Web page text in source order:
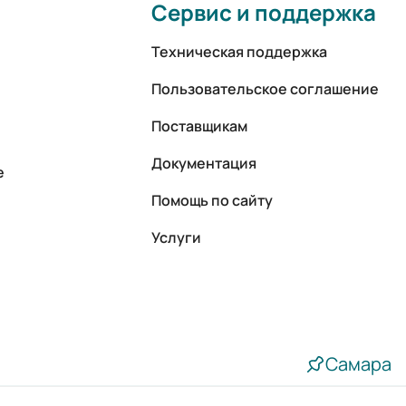
Сервис и поддержка
Техническая поддержка
Пользовательское соглашение
Поставщикам
Документация
Помощь по сайту
Услуги
Самара